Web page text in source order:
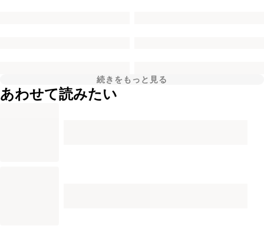
続きをもっと見る
あわせて読みたい